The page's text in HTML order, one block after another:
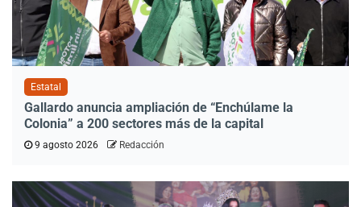
Estatal
Gallardo anuncia ampliación de “Enchúlame la
Colonia” a 200 sectores más de la capital
9 agosto 2026 Redacción